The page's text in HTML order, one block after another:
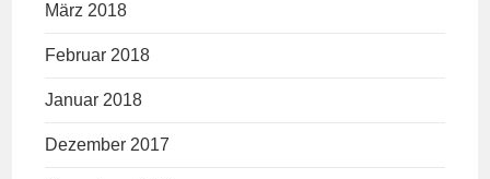
März 2018
Februar 2018
Januar 2018
Dezember 2017